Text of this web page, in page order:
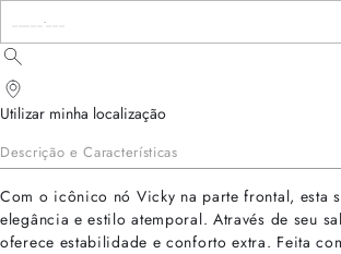
Utilizar minha localização
Descrição e Características
Com o icônico nó Vicky na parte frontal, esta
elegância e estilo atemporal. Através de seu
oferece estabilidade e conforto extra. Feita